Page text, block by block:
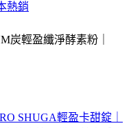
熱銷
SHUGA輕盈卡甜錠｜